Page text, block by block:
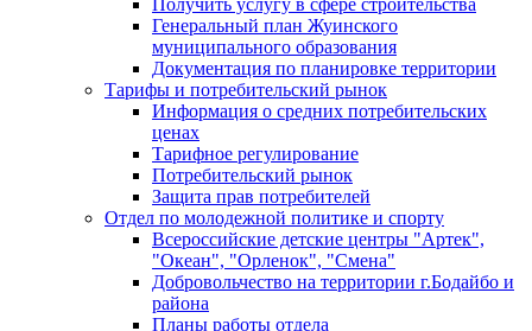
Получить услугу в сфере строительства
Генеральный план Жуинского
муниципального образования
Документация по планировке территории
Тарифы и потребительский рынок
Информация о средних потребительских
ценах
Тарифное регулирование
Потребительский рынок
Защита прав потребителей
Отдел по молодежной политике и спорту
Всероссийские детские центры "Артек",
"Океан", "Орленок", "Смена"
Добровольчество на территории г.Бодайбо и
района
Планы работы отдела